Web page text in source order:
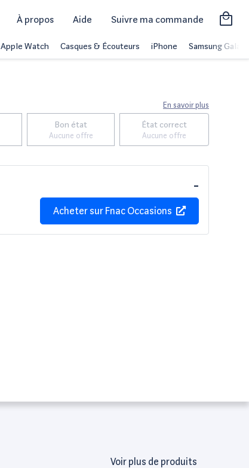
À propos Aide Suivre ma commande
Apple Watch Casques & Écouteurs iPhone Samsung Galaxy
En savoir plus
Bon état
Aucune offre
État correct
Aucune offre
-
Acheter sur Fnac Occasions
Voir plus de produits